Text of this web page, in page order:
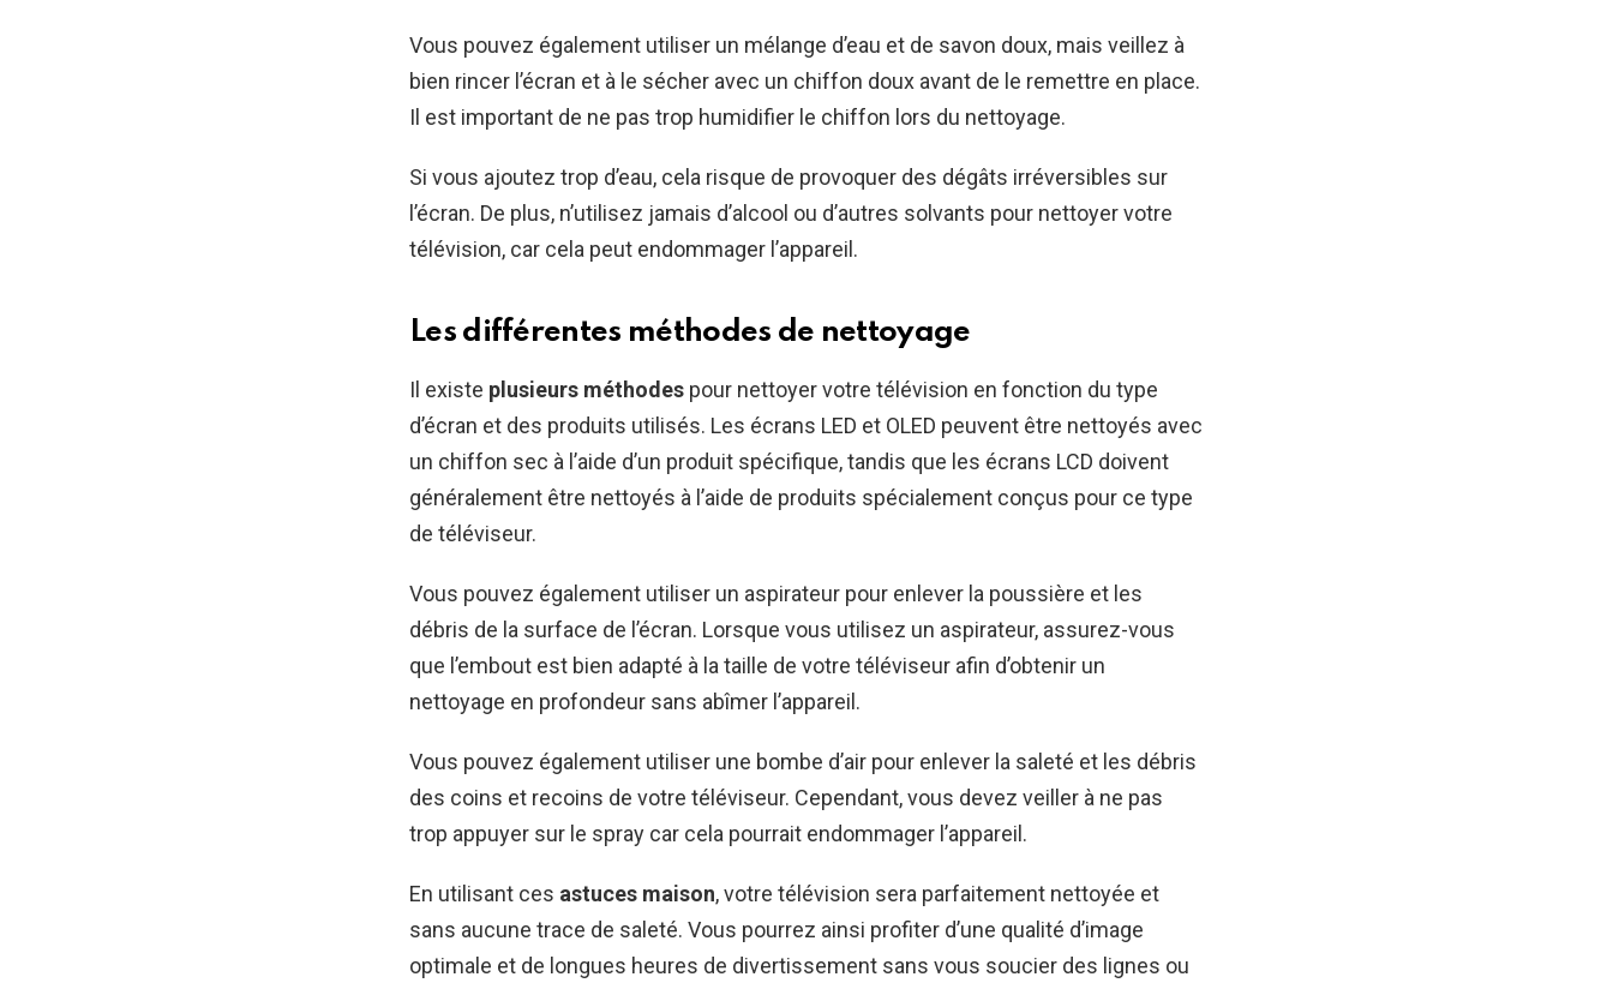
Vous pouvez également utiliser un mélange d’eau et de savon doux, mais veillez à
bien rincer l’écran et à le sécher avec un chiffon doux avant de le remettre en place.
Il est important de ne pas trop humidifier le chiffon lors du nettoyage.
Si vous ajoutez trop d’eau, cela risque de provoquer des dégâts irréversibles sur
l’écran. De plus, n’utilisez jamais d’alcool ou d’autres solvants pour nettoyer votre
télévision, car cela peut endommager l’appareil.
Les différentes méthodes de nettoyage
Il existe plusieurs méthodes pour nettoyer votre télévision en fonction du type
d’écran et des produits utilisés. Les écrans LED et OLED peuvent être nettoyés avec
un chiffon sec à l’aide d’un produit spécifique, tandis que les écrans LCD doivent
généralement être nettoyés à l’aide de produits spécialement conçus pour ce type
de téléviseur.
Vous pouvez également utiliser un aspirateur pour enlever la poussière et les
débris de la surface de l’écran. Lorsque vous utilisez un aspirateur, assurez-vous
que l’embout est bien adapté à la taille de votre téléviseur afin d’obtenir un
nettoyage en profondeur sans abîmer l’appareil.
Vous pouvez également utiliser une bombe d’air pour enlever la saleté et les débris
des coins et recoins de votre téléviseur. Cependant, vous devez veiller à ne pas
trop appuyer sur le spray car cela pourrait endommager l’appareil.
En utilisant ces astuces maison, votre télévision sera parfaitement nettoyée et
sans aucune trace de saleté. Vous pourrez ainsi profiter d’une qualité d’image
optimale et de longues heures de divertissement sans vous soucier des lignes ou